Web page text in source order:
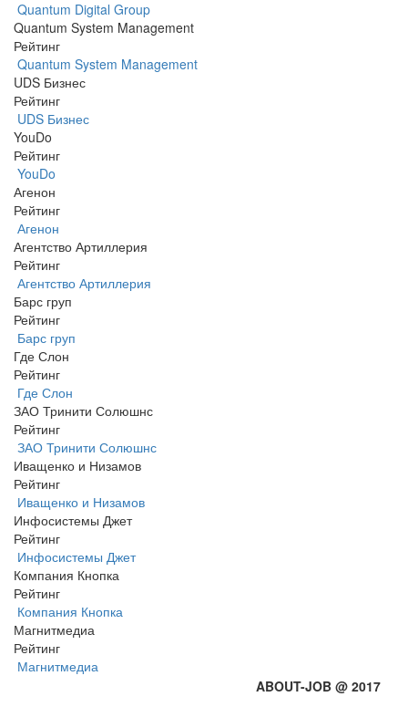
Quantum Digital Group
Quantum System Management
Рейтинг
Quantum System Management
UDS Бизнес
Рейтинг
UDS Бизнес
YouDo
Рейтинг
YouDo
Агенон
Рейтинг
Агенон
Агентство Артиллерия
Рейтинг
Агентство Артиллерия
Барс груп
Рейтинг
Барс груп
Где Слон
Рейтинг
Где Слон
ЗАО Тринити Солюшнс
Рейтинг
ЗАО Тринити Солюшнс
Иващенко и Низамов
Рейтинг
Иващенко и Низамов
Инфосистемы Джет
Рейтинг
Инфосистемы Джет
Компания Кнопка
Рейтинг
Компания Кнопка
Магнитмедиа
Рейтинг
Магнитмедиа
ABOUT-JOB @ 2017